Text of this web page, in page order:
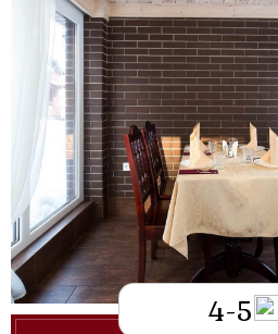
Акции
Галерея
Контакты
RU
UK
4-5